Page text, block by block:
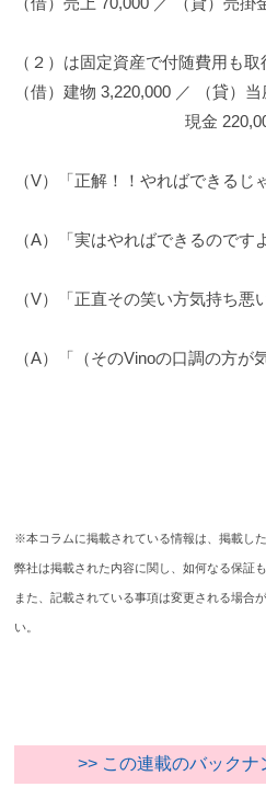
（２）は固定資産で付随費用も
（借）建物 3,220,000 ／ （貸）
現金 220,000
（V）「正解！！やればできるじ
（A）「実はやればできるので
（V）「正直その笑い方気持ち
（A）「（そのVinoの口調の方が
※本コラムに掲載されている情報は、掲載した
弊社は掲載された内容に関し、如何なる保証
また、記載されている事項は変更される場合
い。
>> この連載のバックナ